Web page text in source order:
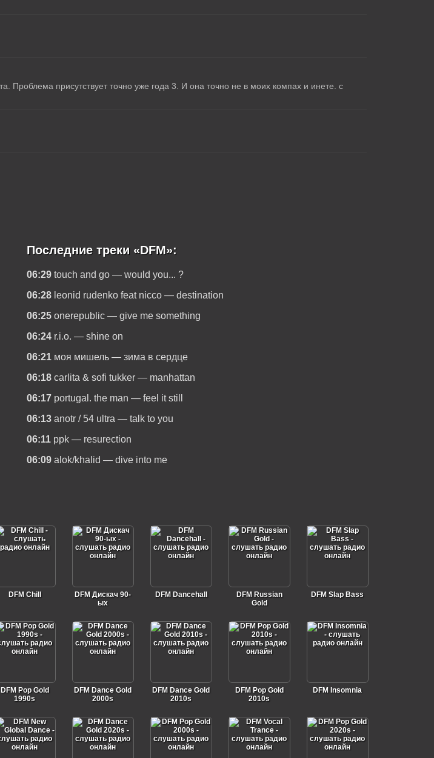
Проблема присутствует точно уже года 3. И она точно не в моих компах и инете. с
Последние треки «DFM»:
06:29 touch and go — would you... ?
06:28 leonid rudenko feat nicco — destination
06:25 onerepublic — give me something
06:24 r.i.o. — shine on
06:21 моя мишель — зима в сердце
06:18 carlita & sofi tukker — manhattan
06:17 portugal. the man — feel it still
06:13 anotr / 54 ultra — talk to you
06:11 ppk — resurection
06:09 alok/khalid — dive into me
DFM Chill
DFM Дискач 90-
ых
DFM Dancehall
DFM Russian
Gold
DFM Slap Bass
DFM Pop Gold
1990s
DFM Dance Gold
2000s
DFM Dance Gold
2010s
DFM Pop Gold
2010s
DFM Insomnia